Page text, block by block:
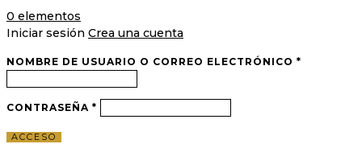
0 elementos
Iniciar sesión Crea una cuenta
NOMBRE DE USUARIO O CORREO ELECTRÓNICO *
CONTRASEÑA *
ACCESO